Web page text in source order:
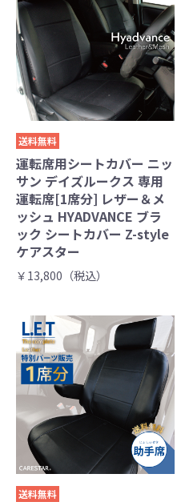
送料無料
運転席用シートカバー ニッ
サン デイズルークス 専用
運転席[1席分] レザー＆メ
ッシュ HYADVANCE ブラ
ック シートカバー Z-style
ケアスター
￥13,800（税込）
送料無料